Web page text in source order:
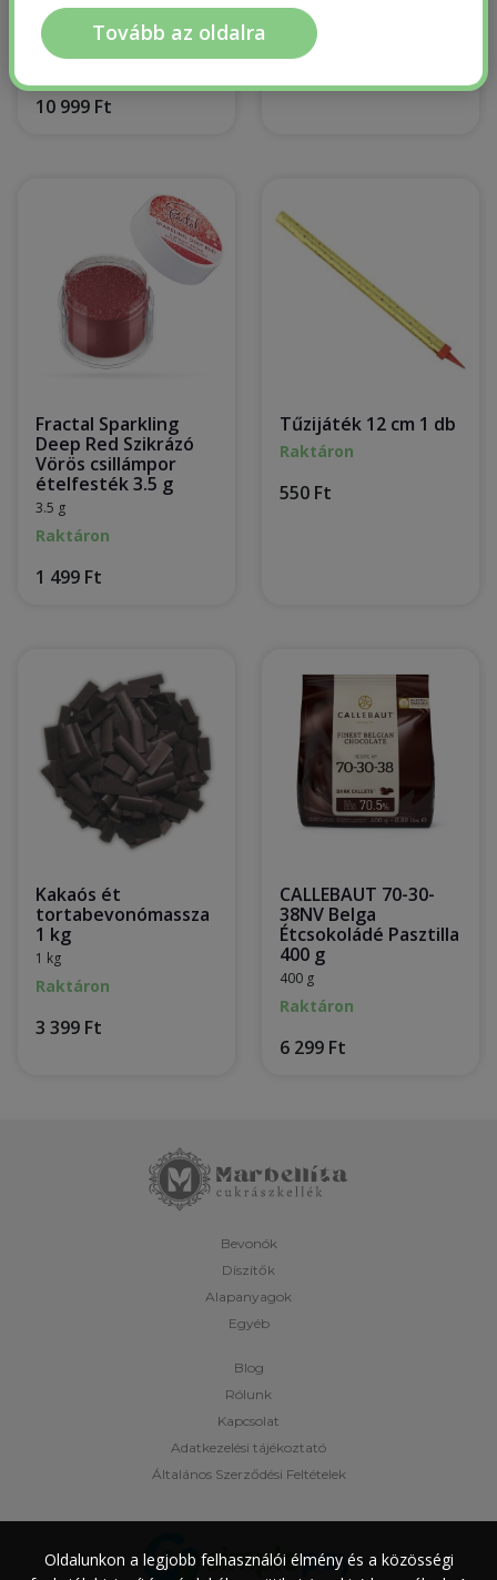
kg
1 kg
Nincs raktáron
10 999 Ft
Ovális 1 db
Raktáron
350 Ft
Fractal Sparkling
Deep Red Szikrázó
Vörös csillámpor
ételfesték 3.5 g
3.5 g
Raktáron
1 499 Ft
Tűzijáték 12 cm 1 db
Raktáron
550 Ft
Kakaós ét
tortabevonómassza
1 kg
1 kg
Raktáron
3 399 Ft
CALLEBAUT 70-30-
38NV Belga
Étcsokoládé Pasztilla
400 g
400 g
Raktáron
6 299 Ft
Tovább az oldalra
Oldalunkon a legjobb felhasználói élmény és a közösségi
Bevonók
Díszítők
Alapanyagok
Egyéb
Blog
Rólunk
Kapcsolat
Adatkezelési tájékoztató
Általános Szerződési Feltételek